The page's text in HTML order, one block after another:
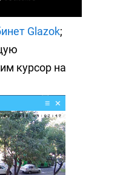
Glazok;
курсор на